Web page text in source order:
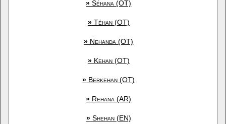
» Séhana (OT)
»Téhan (OT)
» Nehanda (OT)
»Kehan (OT)
» Berkehan (OT)
» Rehana (AR)
»Shehan (EN)